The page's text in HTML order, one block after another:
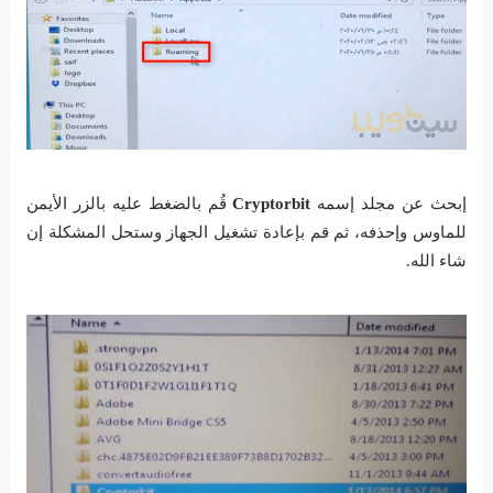
إبحث عن مجلد إسمه Cryptorbit قُم بالضغط عليه بالزر الأيمن
للماوس وإحذفه، ثم قم بإعادة تشغيل الجهاز وستحل المشكلة إن
شاء الله.